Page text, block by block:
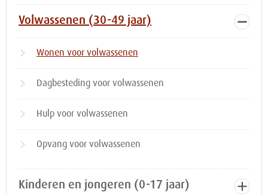
Volwassenen (30-49 jaar)
Wonen voor volwassenen
Dagbesteding voor volwassenen
Hulp voor volwassenen
Opvang voor volwassenen
Kinderen en jongeren (0-17 jaar)